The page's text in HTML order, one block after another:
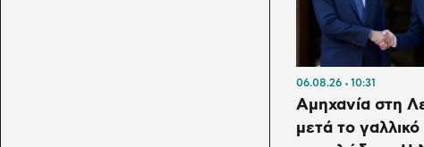
06.08.26 10:31
Αμηχανία στη
μετά το γαλλικό